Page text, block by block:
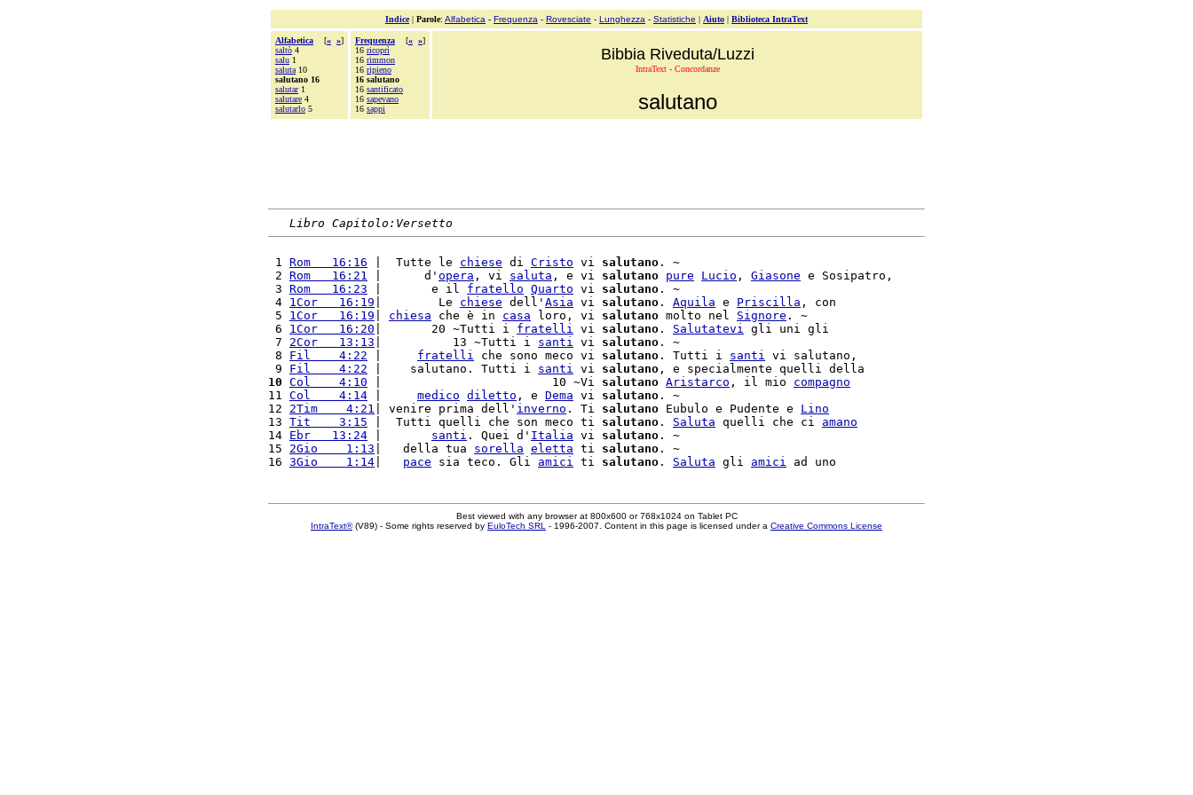
Indice| Parole: Alfabetica - Frequenza - Rovesciate - Lunghezza - Statistiche | Aiuto | Biblioteca IntraText
Alfabetica [« »]
saltò 4
salu 1
saluta 10
salutano 16
salutar1
salutare 4
salutarlo 5
Frequenza [« »]
16 ricoprì
16 rimmon
16 ripieno
16 salutano
16 santificato
16 sapevano
16 sappi
Bibbia Riveduta/Luzzi
IntraText - Concordanze
salutano
Libro Capitolo:Versetto
1 Rom   16:16 |  Tutte le chiese di Cristo vi salutano . ~
2 Rom   16:21 |      d' opera , vi saluta , e vi salutano pure Lucio , Giasone e Sosipatro,
3 Rom   16:23 |       e il fratello Quarto vi salutano . ~
4 1Cor   16:19 |        Le chiese dell' Asia vi salutano . Aquila e Priscilla , con
5 1Cor   16:19 chiesa che è in casa loro, vi salutano molto nel Signore . ~
6 1Cor   16:20 |       20 ~Tutti i fratelli vi salutano . Salutatevi gli uni gli
7 2Cor   13:13 |          13 ~Tutti i santi vi salutano . ~
8 Fil    4:22 fratelli che sono meco vi salutano . Tutti i santi vi salutano,
9 Fil    4:22 |    salutano. Tutti i santi vi salutano
10 Col    4:10 |                        10 ~Vi salutano Aristarco , il mio compagno
11 Col    4:14 medico diletto , e Dema vi salutano . ~
12 2Tim    4:21 | venire prima dell' inverno . Ti salutano Eubulo e Pudente e Lino
13 Tit    3:15 |  Tutti quelli che son meco ti salutano . Saluta quelli che ci amano
14 Ebr   13:24 santi . Quei d' Italia vi salutano . ~
15 2Gio    1:13 |   della tua sorella eletta ti salutano . ~
16 3Gio    1:14 pace sia teco. Gli amici ti salutano . Saluta gli amici
Best viewed with any browser at 800x600 or 768x1024 on Tablet PC
IntraText®(V89) - Some rights reserved by EuloTech SRL - 1996-2007. Content in this page is licensed under a Creative Commons License